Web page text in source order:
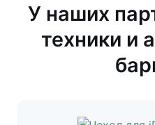
У наших
техники и